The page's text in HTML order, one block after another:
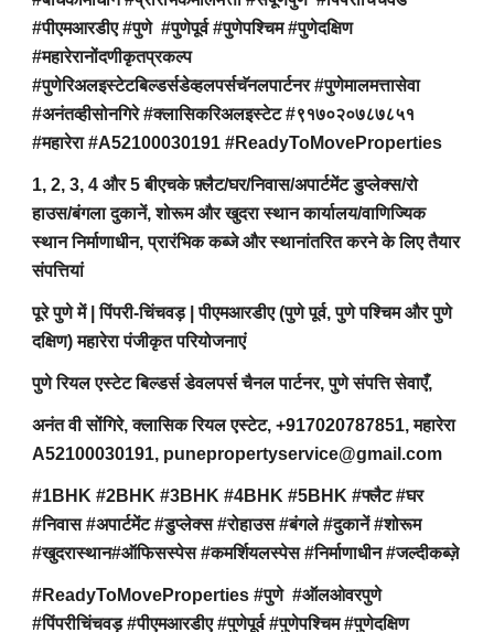
#पीएमआरडीए #पुणे #पुणेपूर्व #पुणेपश्चिम #पुणेदक्षिण
#महारेरानोंदणीकृतप्रकल्प
#पुणेरिअलइस्टेटबिल्डर्सडेव्हलपर्सचॅनलपार्टनर #पुणेमालमत्तासेवा
#अनंतव्हीसोनगिरे #क्लासिकरिअलइस्टेट #९१७०२०७८७८५१
#महारेरा #A52100030191 #ReadyToMoveProperties
1, 2, 3, 4 और 5 बीएचके फ़्लैट/घर/निवास/अपार्टमेंट डुप्लेक्स/रो
हाउस/बंगला दुकानें, शोरूम और खुदरा स्थान कार्यालय/वाणिज्यिक
स्थान निर्माणाधीन, प्रारंभिक कब्जे और स्थानांतरित करने के लिए तैयार
संपत्तियां
पूरे पुणे में | पिंपरी-चिंचवड़ | पीएमआरडीए (पुणे पूर्व, पुणे पश्चिम और पुणे
दक्षिण) महारेरा पंजीकृत परियोजनाएं
पुणे रियल एस्टेट बिल्डर्स डेवलपर्स चैनल पार्टनर, पुणे संपत्ति सेवाएँ,
अनंत वी सोंगिरे, क्लासिक रियल एस्टेट, +917020787851, महारेरा
A52100030191, punepropertyservice@gmail.com
#1BHK #2BHK #3BHK #4BHK #5BHK #फ्लैट #घर
#निवास #अपार्टमेंट #डुप्लेक्स #रोहाउस #बंगले #दुकानें #शोरूम
#खुदरास्थान#ऑफिसस्पेस #कमर्शियलस्पेस #निर्माणाधीन #जल्दीकब्ज़े
#ReadyToMoveProperties #पुणे #ऑलओवरपुणे
#पिंपरीचिंचवड़ #पीएमआरडीए #पुणेपूर्व #पुणेपश्चिम #पुणेदक्षिण